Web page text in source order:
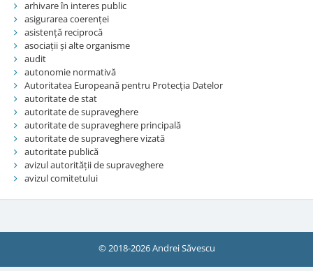
arhivare în interes public
asigurarea coerenței
asistență reciprocă
asociații și alte organisme
audit
autonomie normativă
Autoritatea Europeană pentru Protecția Datelor
autoritate de stat
autoritate de supraveghere
autoritate de supraveghere principală
autoritate de supraveghere vizată
autoritate publică
avizul autorității de supraveghere
avizul comitetului
© 2018-2026 Andrei Săvescu